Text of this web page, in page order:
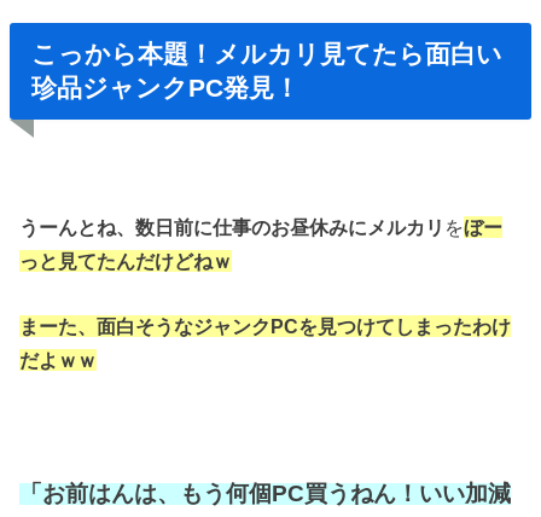
こっから本題！メルカリ見てたら面白い
珍品ジャンクPC発見！
うーんとね、数日前に仕事のお昼休みに メルカリ をぼー
っと見てたんだけどねｗ
まーた、面白そうなジャンクPCを 見つけてしまったわけ
だよｗｗ
「お前はんは、もう何個PC買うねん！いい加減